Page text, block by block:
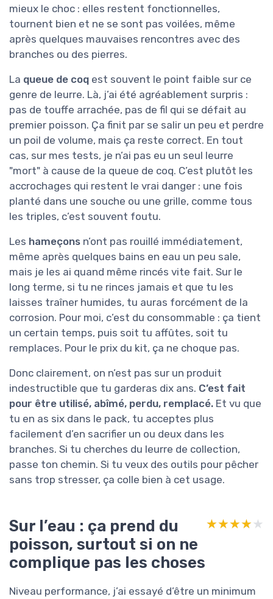
mieux le choc : elles restent fonctionnelles,
tournent bien et ne se sont pas voilées, même
après quelques mauvaises rencontres avec des
branches ou des pierres.
La queue de coq est souvent le point faible sur ce
genre de leurre. Là, j’ai été agréablement surpris :
pas de touffe arrachée, pas de fil qui se défait au
premier poisson. Ça finit par se salir un peu et perdre
un poil de volume, mais ça reste correct. En tout
cas, sur mes tests, je n’ai pas eu un seul leurre
"mort" à cause de la queue de coq. C’est plutôt les
accrochages qui restent le vrai danger : une fois
planté dans une souche ou une grille, comme tous
les triples, c’est souvent foutu.
Les hameçons n’ont pas rouillé immédiatement,
même après quelques bains en eau un peu sale,
mais je les ai quand même rincés vite fait. Sur le
long terme, si tu ne rinces jamais et que tu les
laisses traîner humides, tu auras forcément de la
corrosion. Pour moi, c’est du consommable : ça tient
un certain temps, puis soit tu affûtes, soit tu
remplaces. Pour le prix du kit, ça ne choque pas.
Donc clairement, on n’est pas sur un produit
indestructible que tu garderas dix ans. C’est fait
pour être utilisé, abîmé, perdu, remplacé. Et vu que
tu en as six dans le pack, tu acceptes plus
facilement d’en sacrifier un ou deux dans les
branches. Si tu cherches du leurre de collection,
passe ton chemin. Si tu veux des outils pour pêcher
sans trop stresser, ça colle bien à cet usage.
Sur l’eau : ça prend du
poisson, surtout si on ne
complique pas les choses
★★★★★
★★★★★
Niveau performance, j’ai essayé d’être un minimum